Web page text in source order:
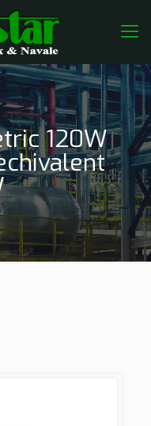
120W